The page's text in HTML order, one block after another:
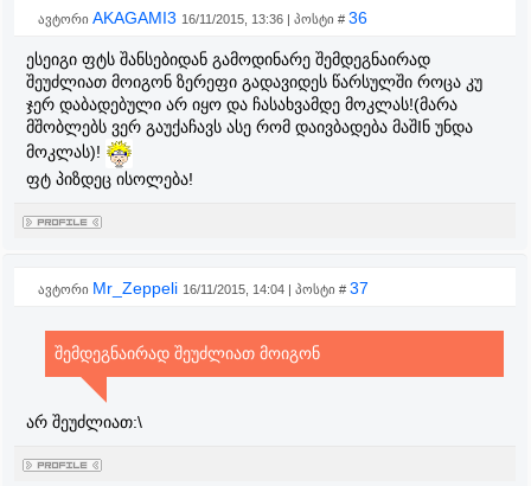
ავტორი AKAGAMI3 16/11/2015, 13:36 | პოსტი # 36
ესეიგი ფტს შანსებიდან გამოდინარე შემდეგნაირად
შეუძლიათ მოიგონ ზერეფი გადავიდეს წარსულში როცა კუ
ჯერ დაბადებული არ იყო და ჩასახვამდე მოკლას!(მარა
მშობლებს ვერ გაუქაჩავს ასე რომ დაივბადება მაშIნ უნდა
მოკლას)!
ფტ პიზდეც ისოლება!
ავტორი Mr_Zeppeli 16/11/2015, 14:04 | პოსტი # 37
შემდეგნაირად შეუძლიათ მოიგონ
არ შეუძლიათ:\